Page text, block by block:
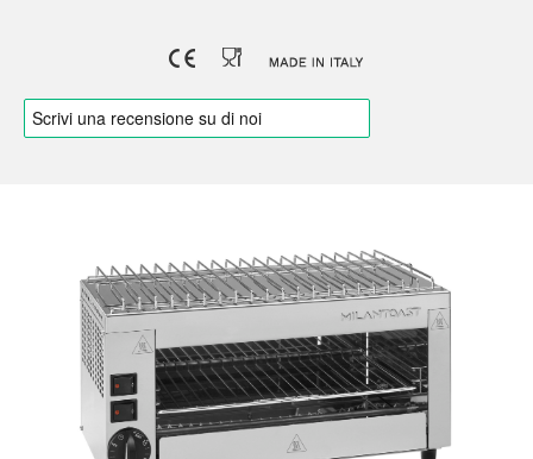
soufflé et des casseroles «au gratin».
HAUTE RÉSISTANCE: La chaleur est transmise sans contact avec les
aliments grillés par des stableséléments chauffants
FACILE À UTILISER ET À NETTOYER: Avec un tiroir à miettes amovible
et lavable en lave-vaisselle et une minuterie automatique de 15 minutes.